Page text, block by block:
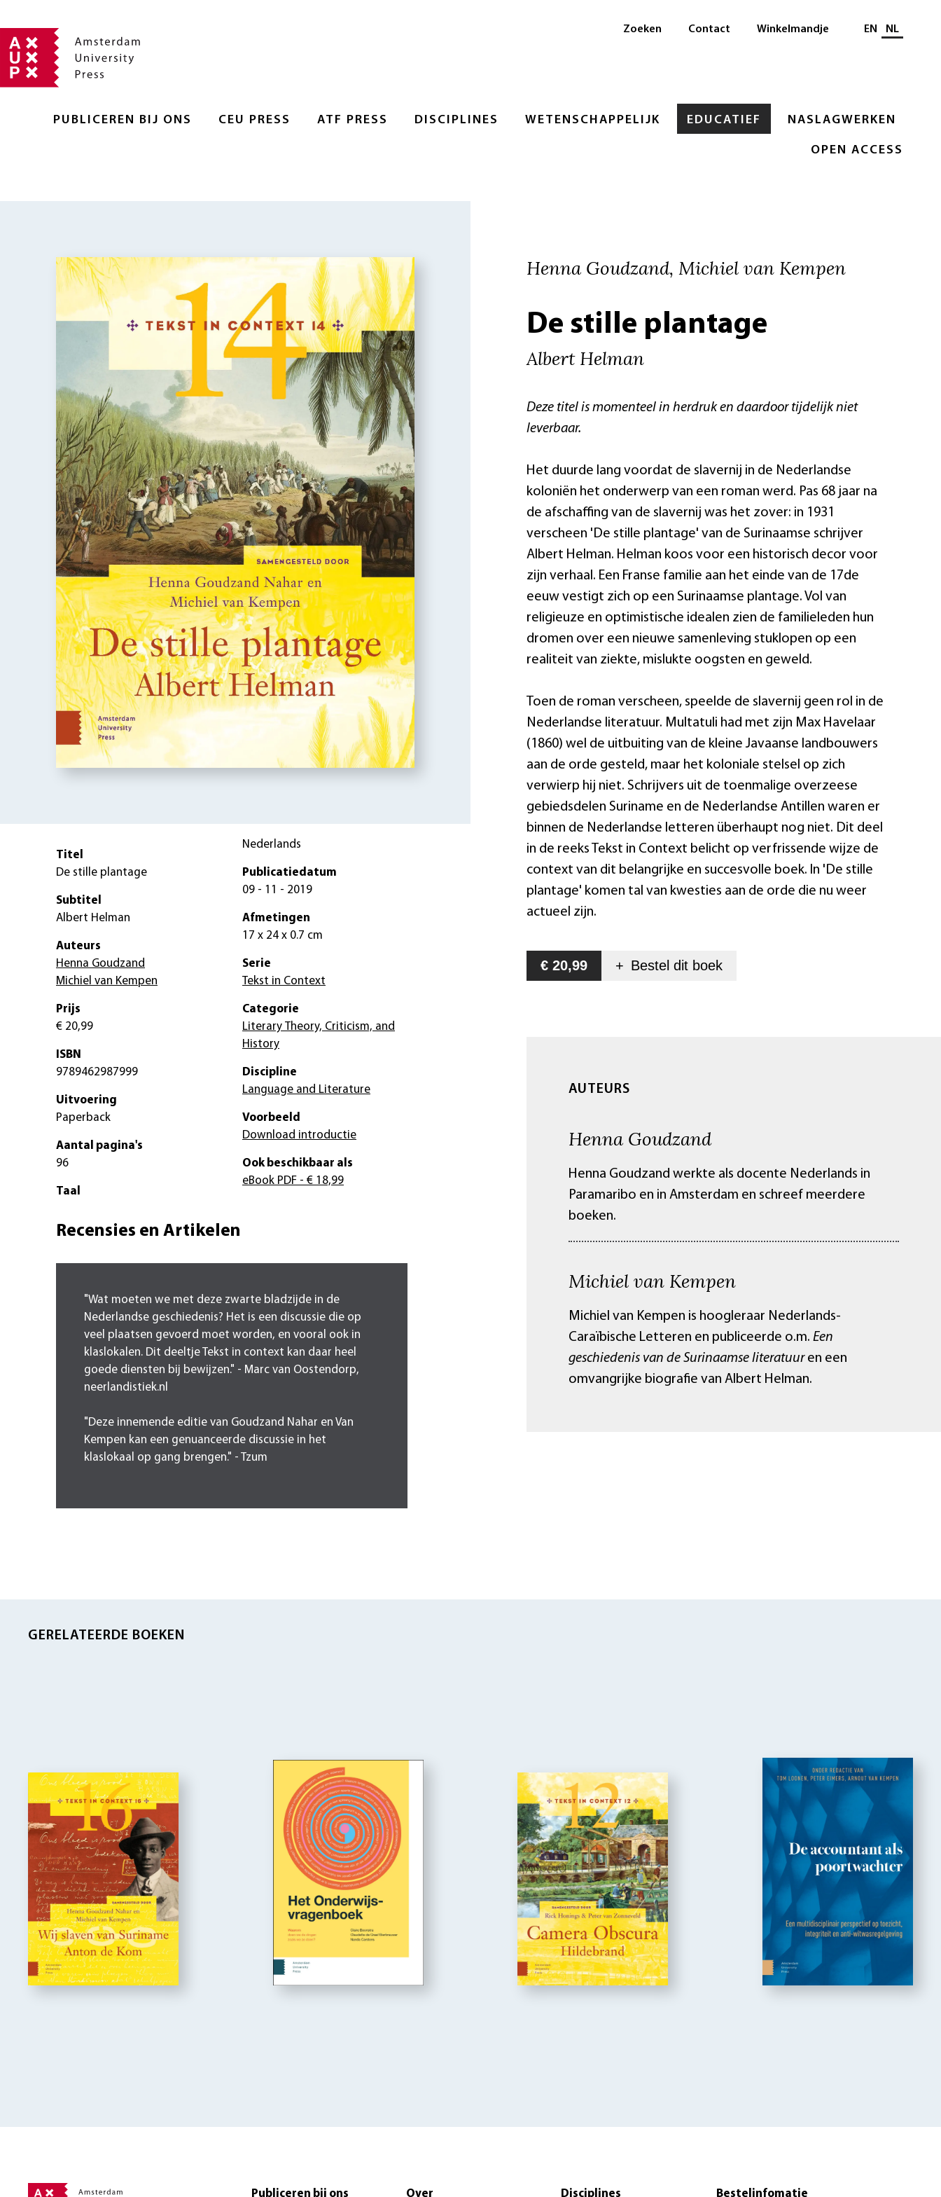
PUBLICEREN BIJ ONS CEU PRESS ATF PRESS DISCIPLINES WETENSCHAPPELIJK EDUCATIEF NASLAGWERKEN
OPEN ACCESS
Zoeken Contact Winkelmandje Selecteer taal
EN NL
Henna Goudzand, Michiel van Kempen
De stille plantage
Albert Helman
Deze titel is momenteel in herdruk en daardoor tijdelijk niet
leverbaar.
Het duurde lang voordat de slavernij in de Nederlandse
koloniën het onderwerp van een roman werd. Pas 68 jaar na
de afschaffing van de slavernij was het zover: in 1931
verscheen 'De stille plantage' van de Surinaamse schrijver
Albert Helman. Helman koos voor een historisch decor voor
zijn verhaal. Een Franse familie aan het einde van de 17de
eeuw vestigt zich op een Surinaamse plantage. Vol van
religieuze en optimistische idealen zien de familieleden hun
dromen over een nieuwe samenleving stuklopen op een
realiteit van ziekte, mislukte oogsten en geweld.
Toen de roman verscheen, speelde de slavernij geen rol in de
Nederlandse literatuur. Multatuli had met zijn Max Havelaar
(1860) wel de uitbuiting van de kleine Javaanse landbouwers
aan de orde gesteld, maar het koloniale stelsel op zich
verwierp hij niet. Schrijvers uit de toenmalige overzeese
gebiedsdelen Suriname en de Nederlandse Antillen waren er
binnen de Nederlandse letteren überhaupt nog niet. Dit deel
in de reeks Tekst in Context belicht op verfrissende wijze de
context van dit belangrijke en succesvolle boek. In 'De stille
plantage' komen tal van kwesties aan de orde die nu weer
actueel zijn.
€ 20,99 + Bestel dit boek
AUTEURS
Henna Goudzand
Henna Goudzand werkte als docente Nederlands in
Paramaribo en in Amsterdam en schreef meerdere
boeken.
Michiel van Kempen
Michiel van Kempen is hoogleraar Nederlands-
Caraïbische Letteren en publiceerde o.m. Een
geschiedenis van de Surinaamse literatuuren een
omvangrijke biografie van Albert Helman.
Titel
De stille plantage
Subtitel
Albert Helman
Auteurs
Henna Goudzand
Michiel van Kempen
Prijs
€ 20,99
ISBN
9789462987999
Uitvoering
Paperback
Aantal pagina's
96
Taal
Nederlands
Publicatiedatum
09 - 11 - 2019
Afmetingen
17 x 24 x 0.7 cm
Serie
Tekst in Context
Categorie
Literary Theory, Criticism, and
History
Discipline
Language and Literature
Voorbeeld
Download introductie
Ook beschikbaar als
eBook PDF - € 18,99
Recensies en Artikelen
"Wat moeten we met deze zwarte bladzijde in de
Nederlandse geschiedenis? Het is een discussie die op
veel plaatsen gevoerd moet worden, en vooral ook in
klaslokalen. Dit deeltje Tekst in context kan daar heel
goede diensten bij bewijzen." - Marc van Oostendorp,
neerlandistiek.nl
"Deze innemende editie van Goudzand Nahar en Van
Kempen kan een genuanceerde discussie in het
klaslokaal op gang brengen." - Tzum
GERELATEERDE BOEKEN
Publiceren bij ons Over Disciplines Bestelinfomatie